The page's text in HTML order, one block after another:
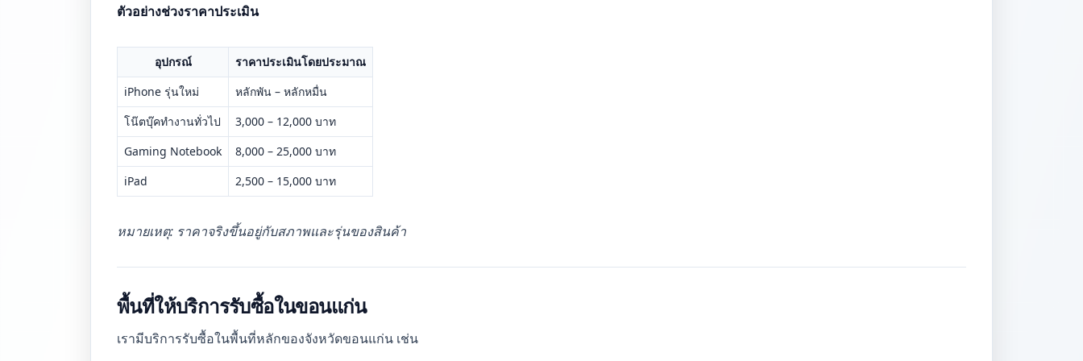
ตัวอย่างช่วงราคาประเมิน
อุปกรณ์
ราคาประเมินโดยประมาณ
iPhone รุ่นใหม่
หลักพัน – หลักหมื่น
โน๊ตบุ๊คทำงานทั่วไป
3,000 – 12,000 บาท
Gaming Notebook
8,000 – 25,000 บาท
iPad
2,500 – 15,000 บาท
หมายเหตุ: ราคาจริงขึ้นอยู่กับสภาพและรุ่นของสินค้า
พื้นที่ให้บริการรับซื้อในขอนแก่น
เรามีบริการรับซื้อในพื้นที่หลักของจังหวัดขอนแก่น เช่น